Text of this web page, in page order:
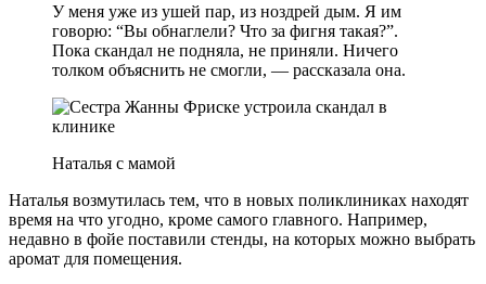
У меня уже из ушей пар, из ноздрей дым. Я им
говорю: “Вы обнаглели? Что за фигня такая?”.
Пока скандал не подняла, не приняли. Ничего
толком объяснить не смогли, — рассказала она.
Наталья с мамой
Наталья возмутилась тем, что в новых поликлиниках находят
время на что угодно, кроме самого главного. Например,
недавно в фойе поставили стенды, на которых можно выбрать
аромат для помещения.